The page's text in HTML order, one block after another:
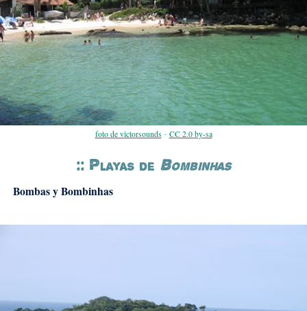
foto de victorsounds - CC 2.0 by-sa
:: Playas de Bombinhas
Bombas y Bombinhas